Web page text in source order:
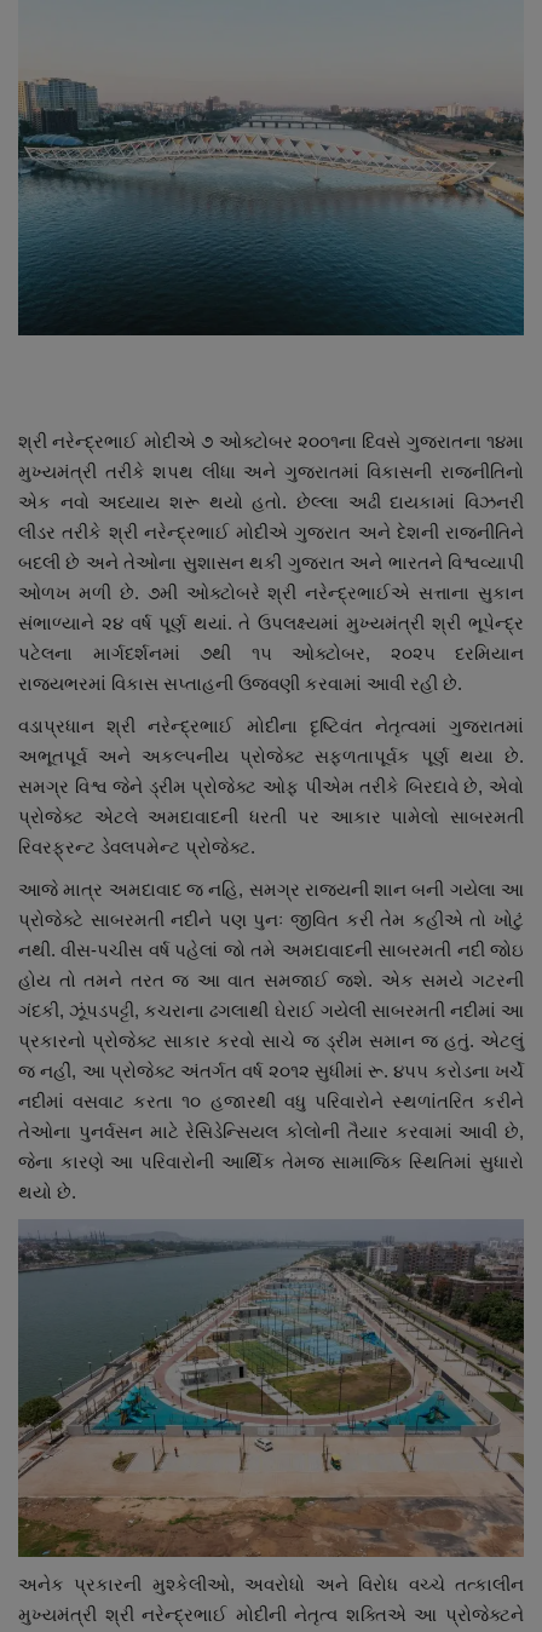
Contact
Dipotsav Special
આંતરરાષ્ટ્રીય
રાષ્ટ્રીય
Support US
બજારના સમાચાર
નાણાંકીય સમાચાર
સ્થાનિક સમાચાર
સ્પોર્ટ્સ
રાશિફળ
ગુનાખોરી
બોલિવૂડ
સ્વાસ્થ્ય
શ્રી નરેન્દ્રભાઈ મોદીએ ૭ ઓક્ટોબર ૨૦૦૧ના દિવસે ગુજરાતના ૧૪મા
મુખ્યમંત્રી તરીકે શપથ લીધા અને ગુજરાતમાં વિકાસની રાજનીતિનો
એક નવો અધ્યાય શરૂ થયો હતો. છેલ્લા અઢી દાયકામાં વિઝનરી
લીડર તરીકે શ્રી નરેન્દ્રભાઈ મોદીએ ગુજરાત અને દેશની રાજનીતિને
બદલી છે અને તેઓના સુશાસન થકી ગુજરાત અને ભારતને વિશ્વવ્યાપી
ઓળખ મળી છે. ૭મી ઓક્ટોબરે શ્રી નરેન્દ્રભાઈએ સત્તાના સુકાન
સંભાળ્યાને ૨૪ વર્ષ પૂર્ણ થયાં. તે ઉપલક્ષ્યમાં મુખ્યમંત્રી શ્રી ભૂપેન્દ્ર
પટેલના માર્ગદર્શનમાં ૭થી ૧૫ ઓક્ટોબર, ૨૦૨૫ દરમિયાન
રાજ્યભરમાં વિકાસ સપ્તાહની ઉજવણી કરવામાં આવી રહી છે.
વડાપ્રધાન શ્રી નરેન્દ્રભાઈ મોદીના દૃષ્ટિવંત નેતૃત્વમાં ગુજરાતમાં
અભૂતપૂર્વ અને અકલ્પનીય પ્રોજેક્ટ સફળતાપૂર્વક પૂર્ણ થયા છે.
સમગ્ર વિશ્વ જેને ડ્રીમ પ્રોજેક્ટ ઓફ પીએમ તરીકે બિરદાવે છે, એવો
પ્રોજેક્ટ એટલે અમદાવાદની ધરતી પર આકાર પામેલો સાબરમતી
રિવરફ્રન્ટ ડેવલપમેન્ટ પ્રોજેક્ટ.
આજે માત્ર અમદાવાદ જ નહિ, સમગ્ર રાજ્યની શાન બની ગયેલા આ
પ્રોજેક્ટે સાબરમતી નદીને પણ પુનઃ જીવિત કરી તેમ કહીએ તો ખોટું
નથી. વીસ-પચીસ વર્ષ પહેલાં જો તમે અમદાવાદની સાબરમતી નદી જોઇ
હોય તો તમને તરત જ આ વાત સમજાઈ જશે. એક સમયે ગટરની
ગંદકી, ઝૂંપડપટ્ટી, કચરાના ઢગલાથી ઘેરાઈ ગયેલી સાબરમતી નદીમાં આ
પ્રકારનો પ્રોજેક્ટ સાકાર કરવો સાચે જ ડ્રીમ સમાન જ હતું. એટલું
જ નહીં, આ પ્રોજેક્ટ અંતર્ગત વર્ષ ૨૦૧૨ સુધીમાં રૂ. ૪૫૫ કરોડના ખર્ચે
નદીમાં વસવાટ કરતા ૧૦ હજારથી વધુ પરિવારોને સ્થળાંતરિત કરીને
તેઓના પુનર્વસન માટે રેસિડેન્સિયલ કોલોની તૈયાર કરવામાં આવી છે,
જેના કારણે આ પરિવારોની આર્થિક તેમજ સામાજિક સ્થિતિમાં સુધારો
થયો છે.
અનેક પ્રકારની મુશ્કેલીઓ, અવરોધો અને વિરોધ વચ્ચે તત્કાલીન
મુખ્યમંત્રી શ્રી નરેન્દ્રભાઈ મોદીની નેતૃત્વ શક્તિએ આ પ્રોજેક્ટને